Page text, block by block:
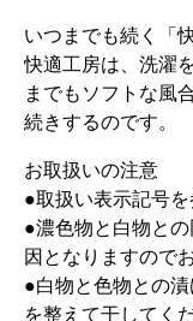
いつまでも続く「
快適工房は、洗濯
までもソフトな風
続きするのです。
お取扱いの注意
●取扱い表示記号を
●濃色物と白物と
因となりますので
●白物と色物との
を整えて干してく